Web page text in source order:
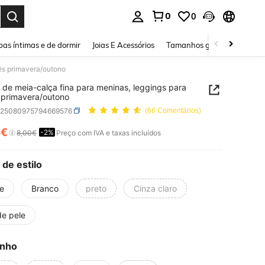
0 0
íntimas e de dormir Joias E Acessórios Tamanhos grandes
primavera/outono
de meia-calça fina para meninas, leggings para
outono
(66 Comentários)
AND AVAILABILITY
8,00€ -2% Preço com IVA e taxas incluídos
de estilo
Branco preto Cinza claro
pele